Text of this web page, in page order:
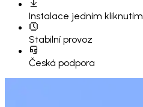
Instalace jedním kliknutím
Stabilní provoz
Česká podpora